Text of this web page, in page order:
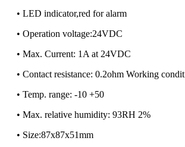
• LED indicator,red for alarm
• Operation voltage:24VDC
• Max. Current: 1A at 24VDC
• Contact resistance: 0.2ohm Working
• Temp. range: -10 +50
• Max. relative humidity: 93RH 2%
• Size:87x87x51mm